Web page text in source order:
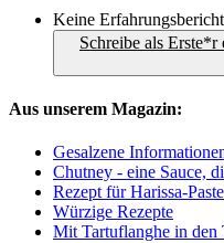
Keine
Schreibe als
Aus unserem Magazin:
Gesalzene
Chutney - eine Sauce,
Rezept für Harissa-Paste
Würzige Rezepte
Mit Tartuflanghe in den